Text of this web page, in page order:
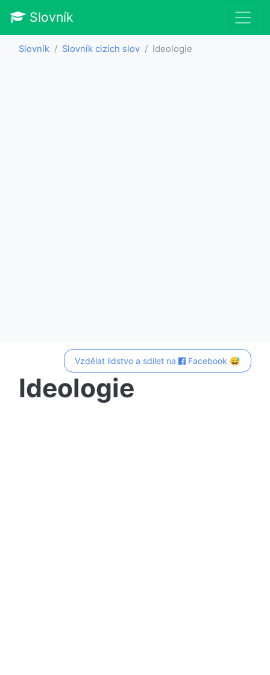
Slovník
Slovník Slovník cizích slov Ideologie
Vzdělat lidstvo a sdílet na Facebook 😅
Ideologie